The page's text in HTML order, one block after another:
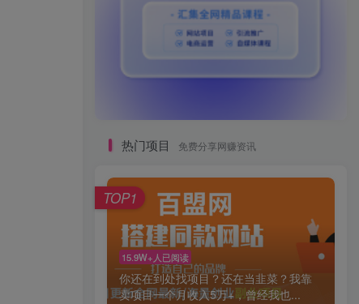
热门项目 免费分享网赚资讯
15.9W+人已阅读
你还在到处找项目？还在当韭菜？我靠
卖项目一个月收入5万+，曾经我也...
TOP1